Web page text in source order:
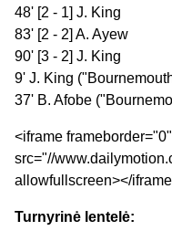
48' [2 - 1] J. King
83' [2 - 2] A. Ayew
90' [3 - 2] J. King
9' J. King
37' B. Afobe
<iframe
src="//
allowfullscreen></
Turnyrinė lentelė: